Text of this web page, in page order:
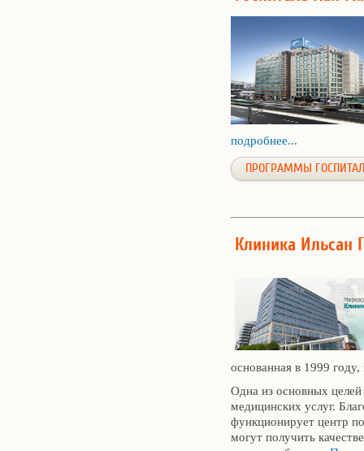
подробнее...
ПРОГРАММЫ
Клиника Ильсан
основанная в 1999
Одна из основных целей
медицинских услуг.
функционирует центр
могут получить